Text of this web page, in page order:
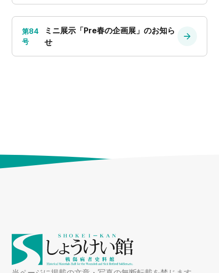
第84
号
ミニ展示「Pre春の企画展」のお知ら
せ